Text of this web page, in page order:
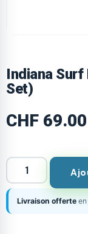
Indiana Surf
Set)
CHF 69.00
Livraison offerte